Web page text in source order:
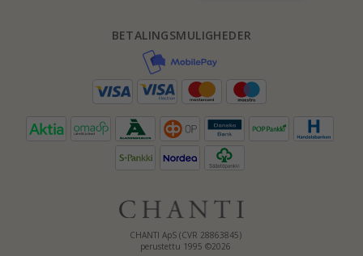
CHANTI ApS (CVR 28863845)
perustettu 1995 ©2026
BETALINGSMULIGHEDER